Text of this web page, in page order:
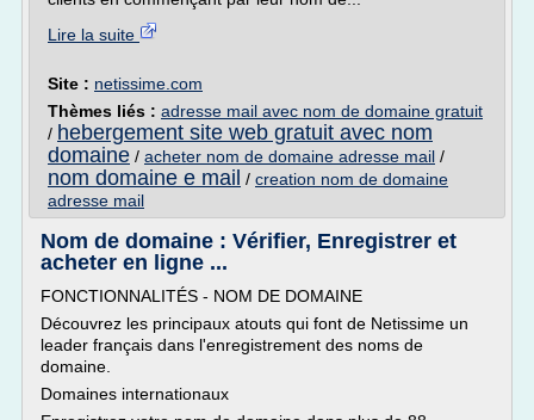
Lire la suite
Site : netissime.com
Thèmes liés : adresse mail avec nom de domaine gratuit
/ hebergement site web gratuit avec nom
domaine / acheter nom de domaine adresse mail /
nom domaine e mail / creation nom de domaine
adresse mail
Nom de domaine : Vérifier, Enregistrer et
acheter en ligne ...
FONCTIONNALITÉS - NOM DE DOMAINE
Découvrez les principaux atouts qui font de Netissime un
leader français dans l'enregistrement des noms de
domaine.
Domaines internationaux